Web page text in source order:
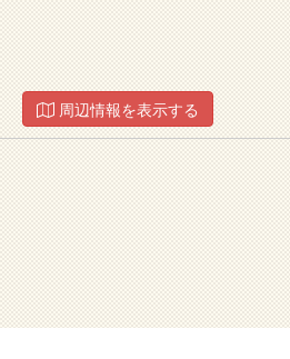
周辺情報を表示する